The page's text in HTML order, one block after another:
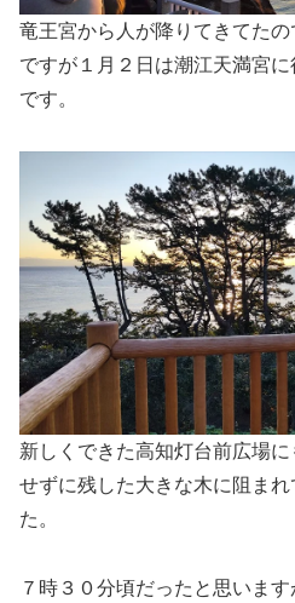
竜王宮から人が降りてきてた
ですが１月２日は潮江天満宮
です。
新しくできた高知灯台前広場
せずに残した大きな木に阻ま
た。
７時３０分頃だったと思いま